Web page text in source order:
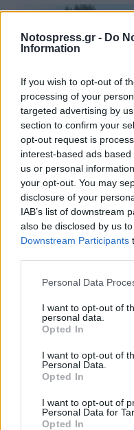
Notospress.gr - Do
Information
If you wish to opt-out of
processing of your
targeted advertising by
section to confirm your
opt-out request is
interest-based ads
us or personal
your opt-out. You may
disclosure of your
IAB’s list of downstream
also be disclosed by us
Downstream Participants
Personal Data
I want to opt-out of
personal data.
Opted In
I want to opt-out of
Personal Data.
Opted In
I want to opt-out of
Personal Data for
Opted In
Σπάρτη:
Ασύλου Ανιάτων
21/07/2026 19:14